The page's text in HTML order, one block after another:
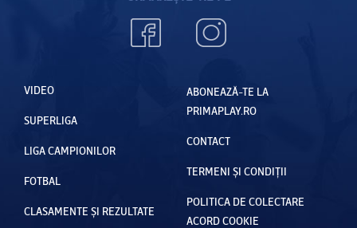
VIDEO
SUPERLIGA
LIGA CAMPIONILOR
FOTBAL
CLASAMENTE ȘI REZULTATE
ABONEAZĂ-TE LA
PRIMAPLAY.RO
CONTACT
TERMENI ȘI CONDIȚII
POLITICA DE COLECTARE
ACORD COOKIE